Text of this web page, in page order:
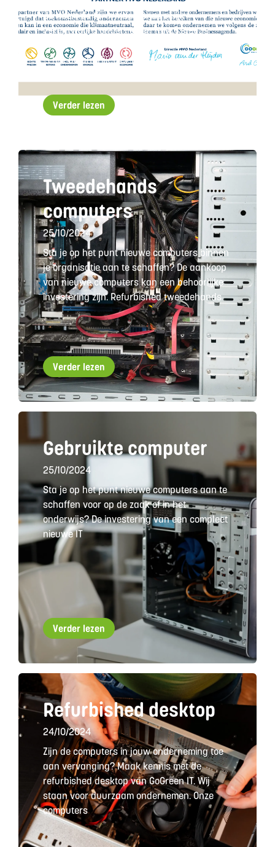
Je hoort de term maatschappelijk
verantwoord ondernemen (mvo) steeds
vaker. Maar wat is het precies? En waarom
is het belangrijk hier aandacht aan te
Verder lezen
Tweedehands
computers
25/10/2024
Sta je op het punt nieuwe computers binnen
je organisatie aan te schaffen? De aankoop
van nieuwe computers kan een behoorlijke
investering zijn. Refurbished tweedehands
Verder lezen
Gebruikte computer
25/10/2024
Sta je op het punt nieuwe computers aan te
schaffen voor op de zaak of in het
onderwijs? De investering van een compleet
nieuwe IT
Verder lezen
Refurbished desktop
24/10/2024
Zijn de computers in jouw onderneming toe
aan vervanging? Maak kennis met de
refurbished desktop van GoGreen IT. Wij
staan voor duurzaam ondernemen. Onze
computers